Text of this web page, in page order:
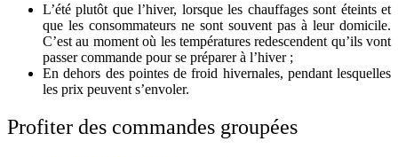
L’été plutôt que l’hiver, lorsque les chauffages sont éteints et
que les consommateurs ne sont souvent pas à leur domicile.
C’est au moment où les températures redescendent qu’ils vont
passer commande pour se préparer à l’hiver ;
En dehors des pointes de froid hivernales, pendant lesquelles
les prix peuvent s’envoler.
Profiter des commandes groupées